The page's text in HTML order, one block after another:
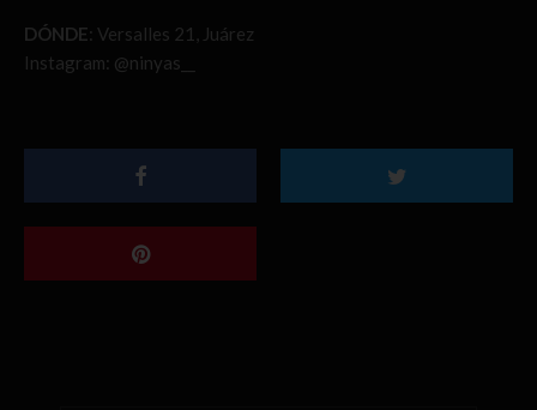
DÓNDE: Versalles 21, Juárez
Instagram: @ninyas__